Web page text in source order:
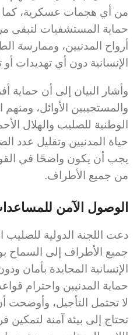
من أي هجمات عسكرية،
حماية المستشفيات لتبقى
أرواح المدنيين، وممارسة
الإنسانية دون أي تهديدات أو
وأشار البيان إلى أن حماية
والمستجيبين الأوائل،
الوطنية للصليب والهلال
حياة المدنيين وتقليل عدد
يجب أن يكون واضحًا في
من جميع الأطراف.
الوصول الآمن
دعت اللجنة الدولية للصليب
جميع الأطراف إلى السماح
الإنسانية المحايدة بأمان
حماية المدنيين واحترام
لا تحتمل التأجيل، وأوضحت
تحتاج إلى بيئة آمنة لتمكين